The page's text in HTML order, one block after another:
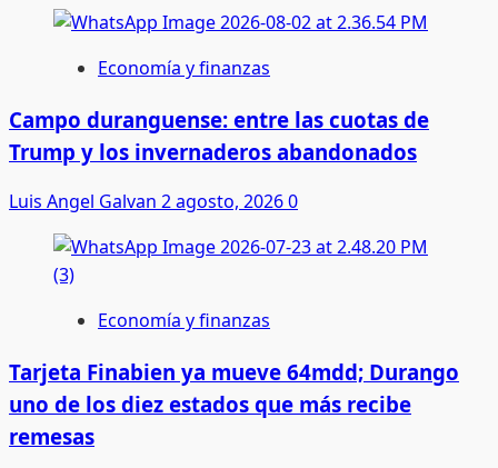
Economía y finanzas
Campo duranguense: entre las cuotas de
Trump y los invernaderos abandonados
Luis Angel Galvan 2 agosto, 20260
Economía y finanzas
Tarjeta Finabien ya mueve 64mdd; Durango
uno de los diez estados que más recibe
remesas